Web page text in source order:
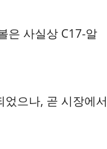
은 사실상 C17-알
으나, 곧 시장에서